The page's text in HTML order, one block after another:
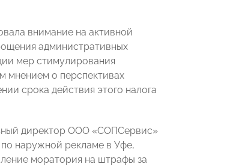
внимание на активной
административных
мер стимулирования
мнением о перспективах
срока действия этого налога
директор ООО «СОПСервис»
наружной рекламе в Уфе,
моратория на штрафы за